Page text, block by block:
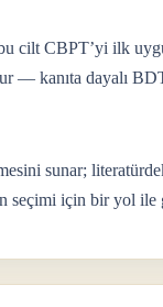
cilt CBPT’yi ilk
— kanıta dayalı
sunar;
için bir yol ile